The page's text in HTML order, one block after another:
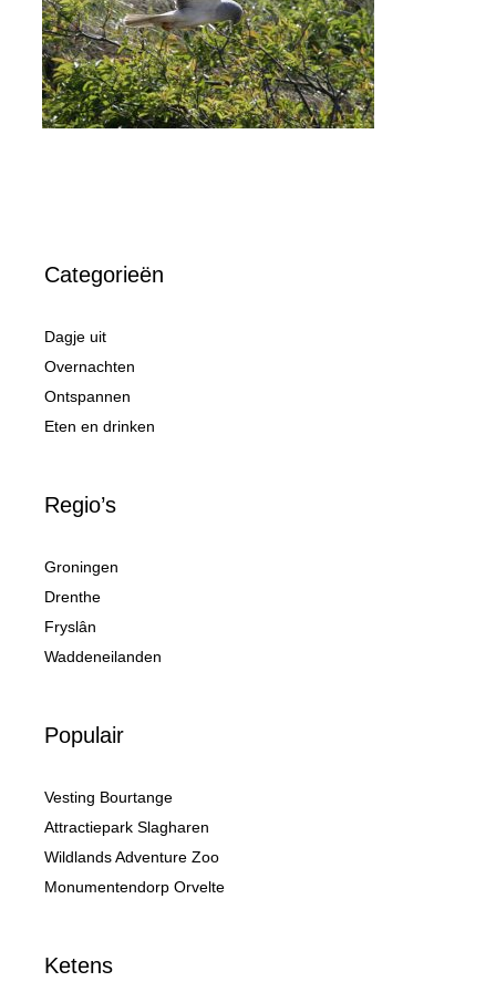
Categorieën
Dagje uit
Overnachten
Ontspannen
Eten en drinken
Regio’s
Groningen
Drenthe
Fryslân
Waddeneilanden
Populair
Vesting Bourtange
Attractiepark Slagharen
Wildlands Adventure Zoo
Monumentendorp Orvelte
Ketens